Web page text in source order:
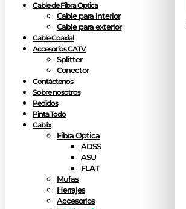
Cable de Fibra Optica
Cable para interior
Cable para exterior
Cable Coaxial
Accesorios CATV
Splitter
Conector
Contáctenos
Sobre nosotros
Pedidos
Pinta Todo
Cablix
Fibra Optica
ADSS
ASU
FLAT
Mufas
Herrajes
Accesorios